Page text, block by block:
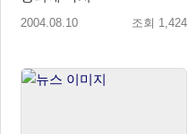
2004.08.10 조회 1,424